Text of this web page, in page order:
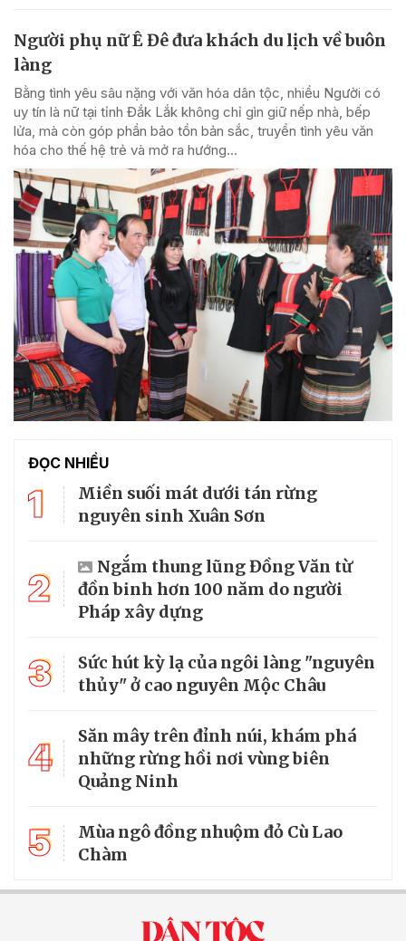
Người phụ nữ Ê Đê đưa khách du lịch về buôn
làng
Bằng tình yêu sâu nặng với văn hóa dân tộc, nhiều Người có
uy tín là nữ tại tỉnh Đắk Lắk không chỉ gìn giữ nếp nhà, bếp
lửa, mà còn góp phần bảo tồn bản sắc, truyền tình yêu văn
hóa cho thế hệ trẻ và mở ra hướng...
ĐỌC NHIỀU
1
Miền suối mát dưới tán rừng
nguyên sinh Xuân Sơn
2
Ngắm thung lũng Đồng Văn từ
đồn binh hơn 100 năm do người
Pháp xây dựng
3
Sức hút kỳ lạ của ngôi làng "nguyên
thủy" ở cao nguyên Mộc Châu
4
Săn mây trên đỉnh núi, khám phá
những rừng hồi nơi vùng biên
Quảng Ninh
5
Mùa ngô đồng nhuộm đỏ Cù Lao
Chàm